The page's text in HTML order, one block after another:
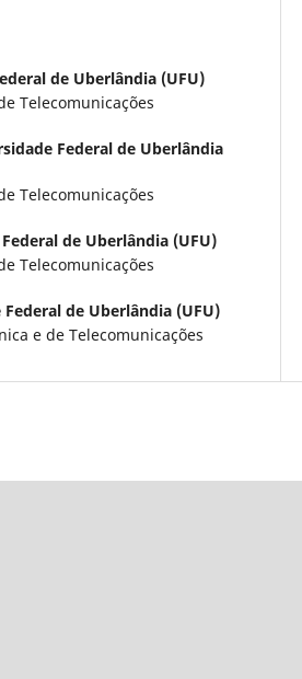
de Uberlândia (UFU)
Telecomunicações
Federal de Uberlândia
Telecomunicações
de Uberlândia (UFU)
Telecomunicações
de Uberlândia (UFU)
e de Telecomunicações